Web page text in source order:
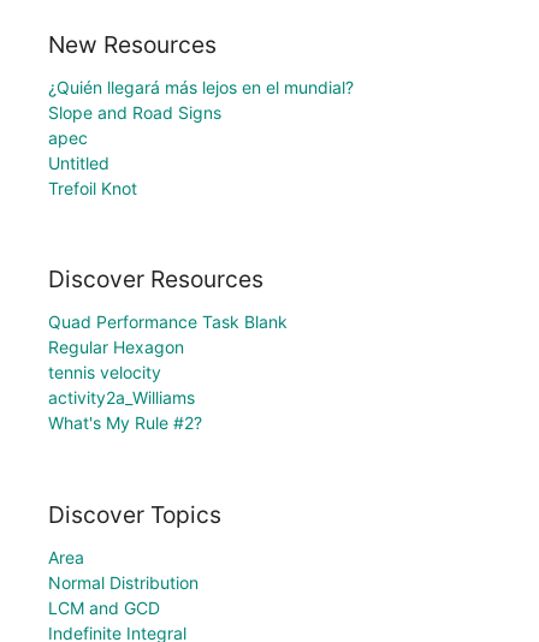
New Resources
¿Quién llegará más lejos en el mundial?
Slope and Road Signs
apec
Untitled
Trefoil Knot
Discover Resources
Quad Performance Task Blank
Regular Hexagon
tennis velocity
activity2a_Williams
What's My Rule #2?
Discover Topics
Area
Normal Distribution
LCM and GCD
Indefinite Integral